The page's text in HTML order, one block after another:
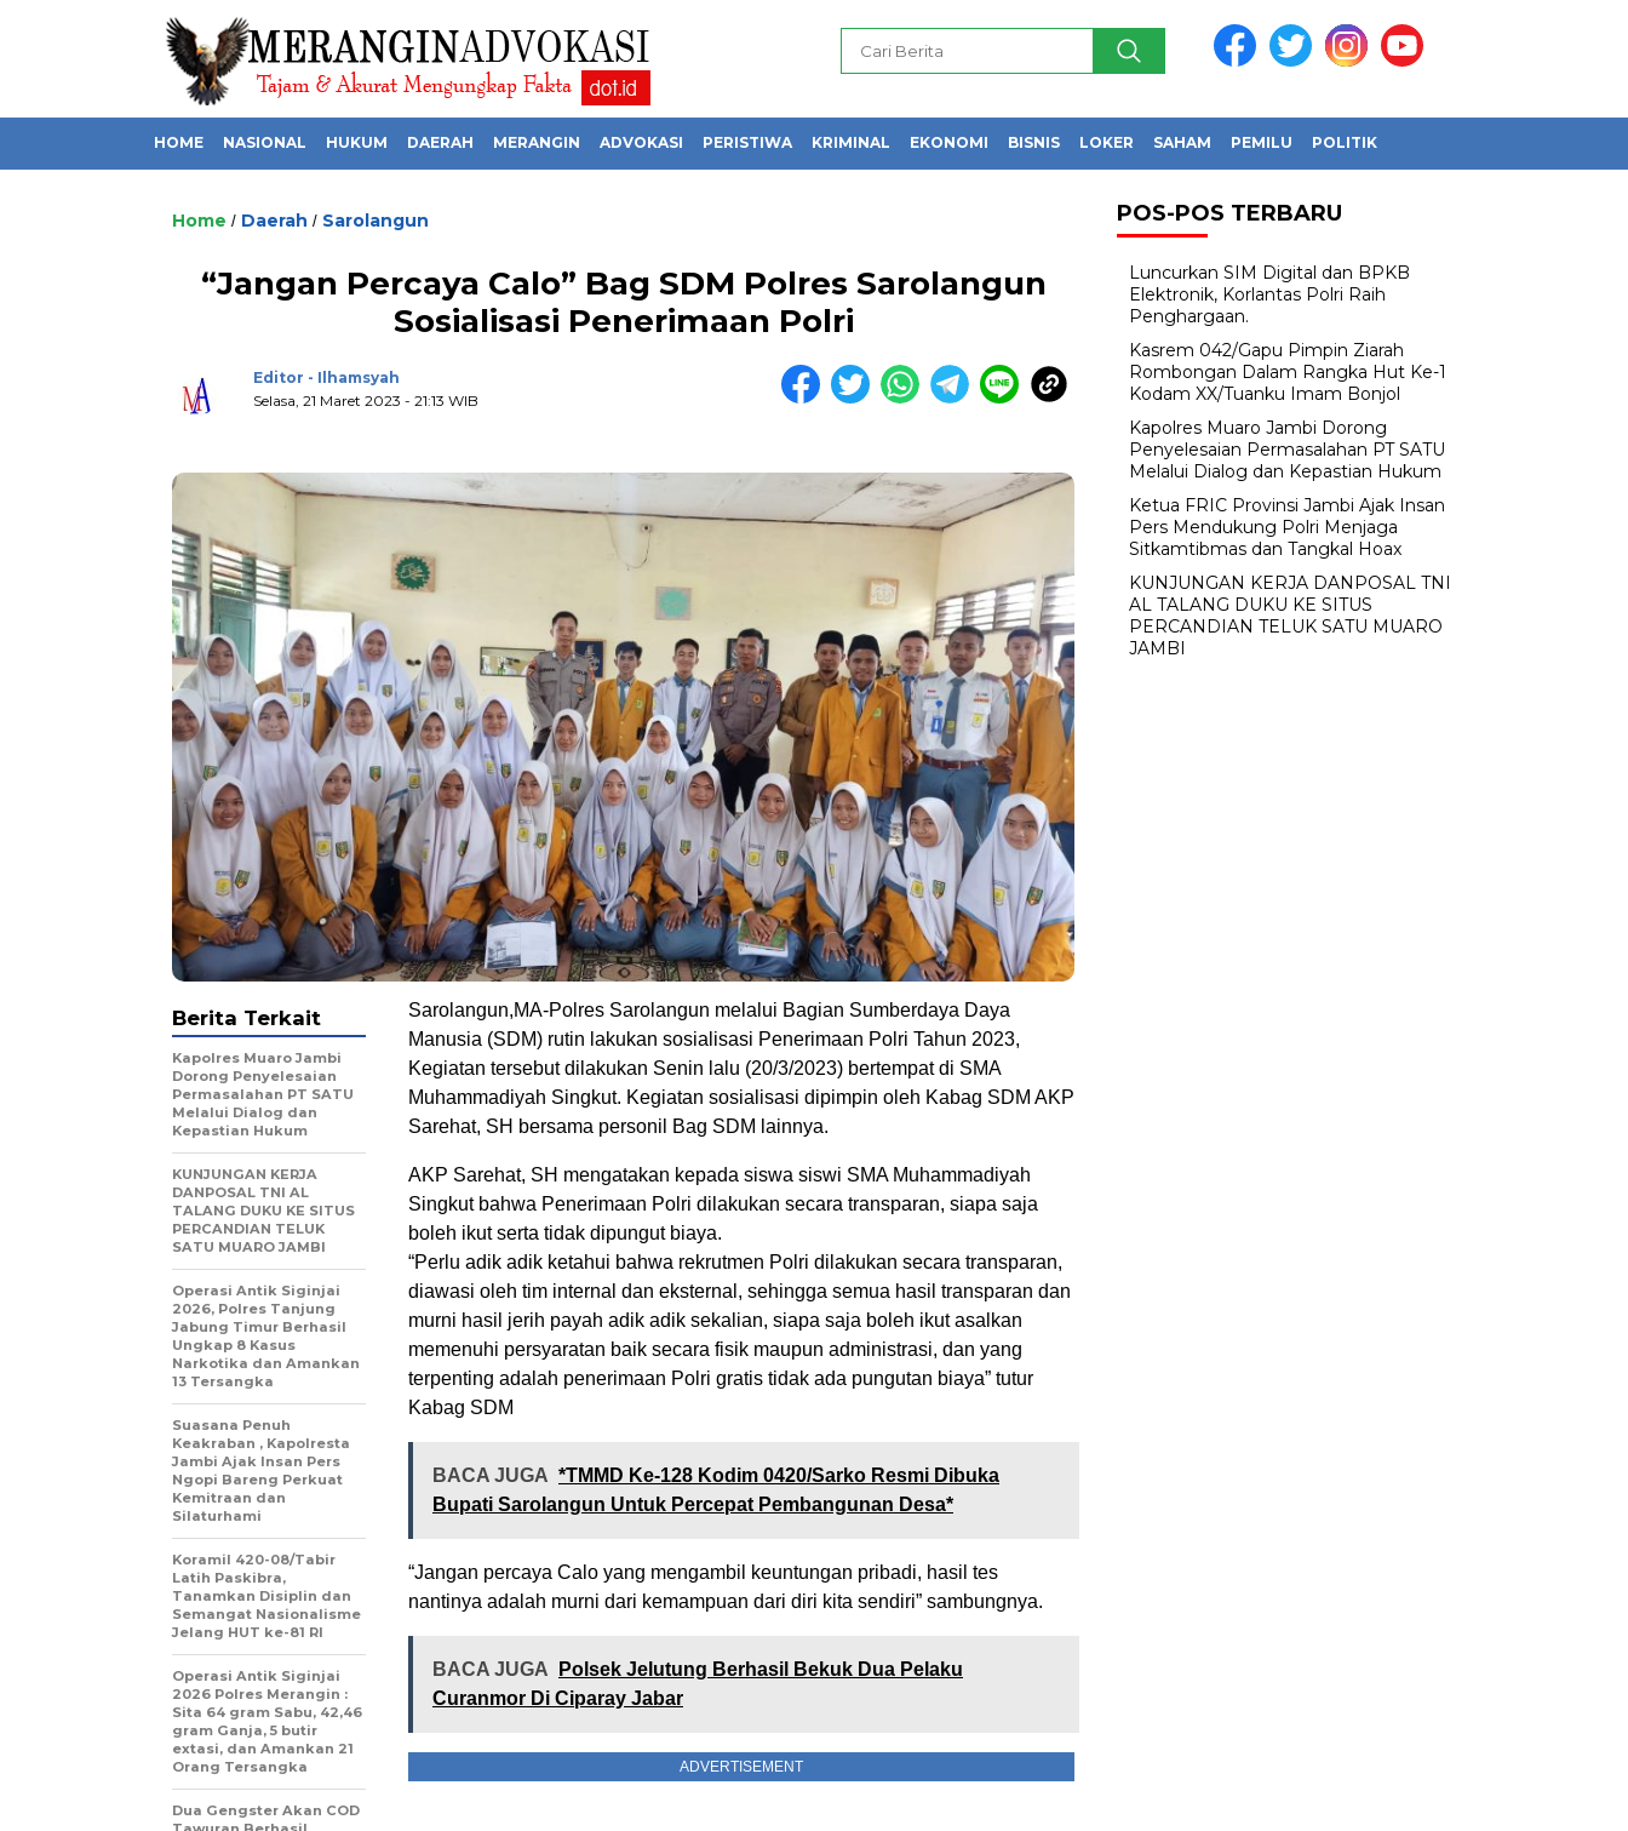
HOME NASIONAL HUKUM DAERAH MERANGIN ADVOKASI PERISTIWA KRIMINAL EKONOMI BISNIS LOKER SAHAM PEMILU POLITIK
Home / Daerah / Sarolangun
“Jangan Percaya Calo” Bag SDM Polres Sarolangun
Sosialisasi Penerimaan Polri
Editor - Ilhamsyah
Selasa, 21 Maret 2023 - 21:13 WIB
Sarolangun,MA-Polres Sarolangun melalui Bagian Sumberdaya Daya
Manusia (SDM) rutin lakukan sosialisasi Penerimaan Polri Tahun 2023,
Kegiatan tersebut dilakukan Senin lalu (20/3/2023) bertempat di SMA
Muhammadiyah Singkut. Kegiatan sosialisasi dipimpin oleh Kabag SDM AKP
Sarehat, SH bersama personil Bag SDM lainnya.
AKP Sarehat, SH mengatakan kepada siswa siswi SMA Muhammadiyah
Singkut bahwa Penerimaan Polri dilakukan secara transparan, siapa saja
boleh ikut serta tidak dipungut biaya.
“Perlu adik adik ketahui bahwa rekrutmen Polri dilakukan secara transparan,
diawasi oleh tim internal dan eksternal, sehingga semua hasil transparan dan
murni hasil jerih payah adik adik sekalian, siapa saja boleh ikut asalkan
memenuhi persyaratan baik secara fisik maupun administrasi, dan yang
terpenting adalah penerimaan Polri gratis tidak ada pungutan biaya” tutur
Kabag SDM
BACA JUGA *TMMD Ke-128 Kodim 0420/Sarko Resmi Dibuka
Bupati Sarolangun Untuk Percepat Pembangunan Desa*
“Jangan percaya Calo yang mengambil keuntungan pribadi, hasil tes
nantinya adalah murni dari kemampuan dari diri kita sendiri” sambungnya.
BACA JUGA
Polsek Jelutung Berhasil Bekuk Dua Pelaku
Curanmor Di Ciparay Jabar
ADVERTISEMENT
Berita Terkait
Kapolres Muaro Jambi
Dorong Penyelesaian
Permasalahan PT SATU
Melalui Dialog dan
Kepastian Hukum
KUNJUNGAN KERJA
DANPOSAL TNI AL
TALANG DUKU KE SITUS
PERCANDIAN TELUK
SATU MUARO JAMBI
Operasi Antik Siginjai
2026, Polres Tanjung
Jabung Timur Berhasil
Ungkap 8 Kasus
Narkotika dan Amankan
13 Tersangka
Suasana Penuh
Keakraban , Kapolresta
Jambi Ajak Insan Pers
Ngopi Bareng Perkuat
Kemitraan dan
Silaturhami
Koramil 420-08/Tabir
Latih Paskibra,
Tanamkan Disiplin dan
Semangat Nasionalisme
Jelang HUT ke-81 RI
Operasi Antik Siginjai
2026 Polres Merangin :
Sita 64 gram Sabu, 42,46
gram Ganja, 5 butir
extasi, dan Amankan 21
Orang Tersangka
Dua Gengster Akan COD
POS-POS TERBARU
Luncurkan SIM Digital dan BPKB
Elektronik, Korlantas Polri Raih
Penghargaan.
Kasrem 042/Gapu Pimpin Ziarah
Rombongan Dalam Rangka Hut Ke-1
Kodam XX/Tuanku Imam Bonjol
Kapolres Muaro Jambi Dorong
Penyelesaian Permasalahan PT SATU
Melalui Dialog dan Kepastian Hukum
Ketua FRIC Provinsi Jambi Ajak Insan
Pers Mendukung Polri Menjaga
Sitkamtibmas dan Tangkal Hoax
KUNJUNGAN KERJA DANPOSAL TNI
AL TALANG DUKU KE SITUS
PERCANDIAN TELUK SATU MUARO
JAMBI